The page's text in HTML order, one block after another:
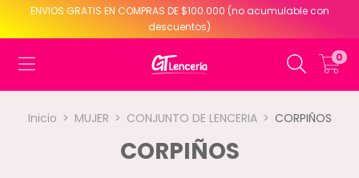
ENVIOS GRATIS EN COMPRAS DE $100.000 (no acumulable con
descuentos)
0
Inicio > MUJER > CONJUNTO DE LENCERIA > CORPIÑOS
CORPIÑOS